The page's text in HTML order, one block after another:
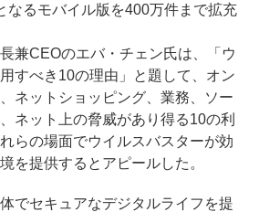
なるモバイル版を400万件まで拡充
兼CEOのエバ・チェン氏は、「ウ
すべき10の理由」と題して、オン
ネットショッピング、業務、ソー
ネット上の脅威があり得る10の利
らの場面でウイルスバスターが効
を提供するとアピールした。
でセキュアなデジタルライフを提